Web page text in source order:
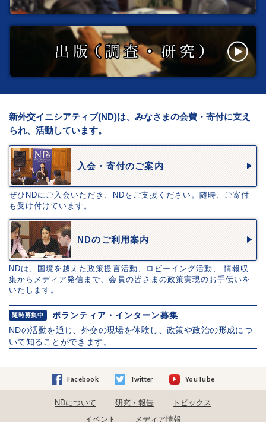
新外交イニシアティブ(ND)は、みなさまの会費・寄付に支え
られ、活動しています。
入会・寄付のご案内
ぜひNDにご入会いただき、NDをご支援ください。随時、ご寄付
も受け付けています。
NDのご利用案内
NDは、国境を越えた政策提言活動、ロビーイング活動、 情報収
集からメディア発信まで、会員の皆さまの政策実現のお手伝いを
いたします。
随時募集中
ボランティア・インターン募集
NDの活動を通じ、外交の現場を体験し、政策や政治の形成につ
いて知ることができます。
Facebook Twitter YouTube
NDについて 研究・報告
トピックス
イベント
メディア情報